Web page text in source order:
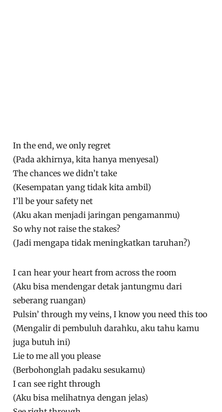
In the end, we only regret
(Pada akhirnya, kita hanya menyesal)
The chances we didn’t take
(Kesempatan yang tidak kita ambil)
I’ll be your safety net
(Aku akan menjadi jaringan pengamanmu)
So why not raise the stakes?
(Jadi mengapa tidak meningkatkan taruhan?)
I can hear your heart from across the room
(Aku bisa mendengar detak jantungmu dari
seberang ruangan)
Pulsin’ through my veins, I know you need this too
(Mengalir di pembuluh darahku, aku tahu kamu
juga butuh ini)
Lie to me all you please
(Berbohonglah padaku sesukamu)
I can see right through
(Aku bisa melihatnya dengan jelas)